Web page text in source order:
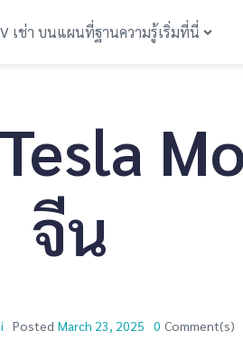
เช่า บนแผนที่ฐานความรู้เริ่มที่นี่
จีน
Posted March 23, 2025 0 Comment(s)